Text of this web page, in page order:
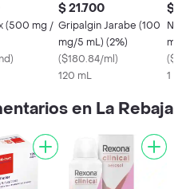
(500 mg /
)
$ 21.700
Gripalgin Jarabe (100
mg/5 mL) (2%)
($180.84/ml)
120 mL
$
mg
(
1 X
en La Rebaja